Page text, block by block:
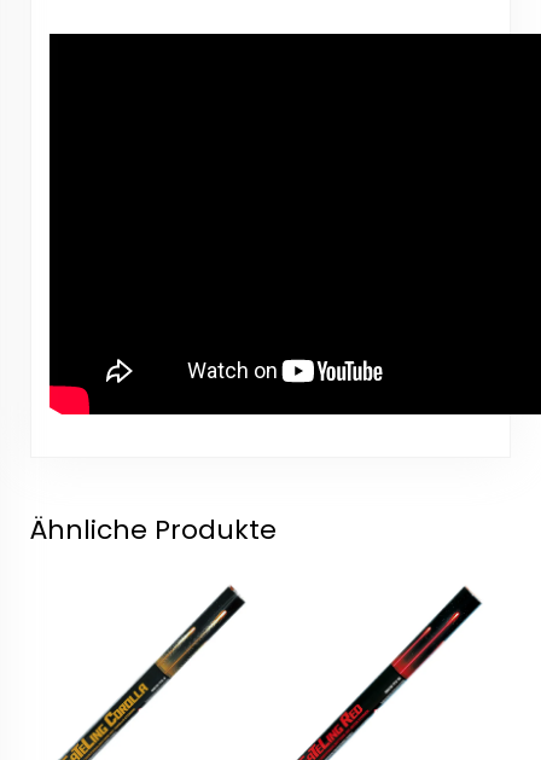
Ähnliche Produkte